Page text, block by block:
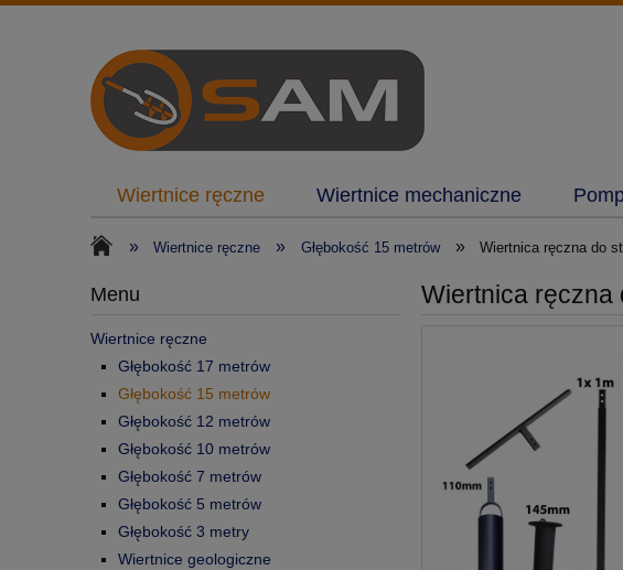
Wiertnice ręczne Wiertnice mechaniczne
» Wiertnice ręczne » Głębokość 15 metrów » Wiertnica ręczna do
Menu
Wiertnice ręczne
Głębokość 17 metrów
Głębokość 15 metrów
Głębokość 12 metrów
Głębokość 10 metrów
Głębokość 7 metrów
Głębokość 5 metrów
Głębokość 3 metry
Wiertnice geologiczne
Wiertnica ręczna